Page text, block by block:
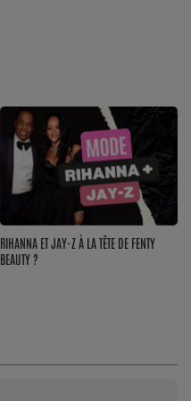
RIHANNA ET JAY-Z À LA TÊTE DE FENTY
BEAUTY ?